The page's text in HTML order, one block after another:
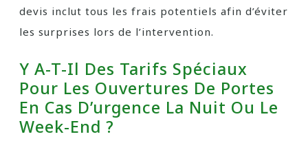
devis inclut tous les frais potentiels afin d’éviter
les surprises lors de l’intervention.
Y A-T-Il Des Tarifs Spéciaux
Pour Les Ouvertures De Portes
En Cas D’urgence La Nuit Ou Le
Week-End ?